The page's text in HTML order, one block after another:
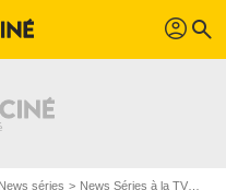
profil search
News séries News Séries à la TV